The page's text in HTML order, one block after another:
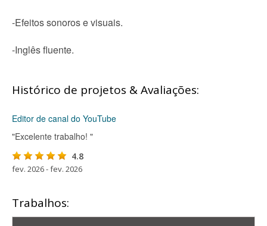
-Efeitos sonoros e visuais.
-Inglês fluente.
Histórico de projetos & Avaliações:
Editor de canal do YouTube
"Excelente trabalho! "
4.8
fev. 2026 - fev. 2026
Trabalhos: